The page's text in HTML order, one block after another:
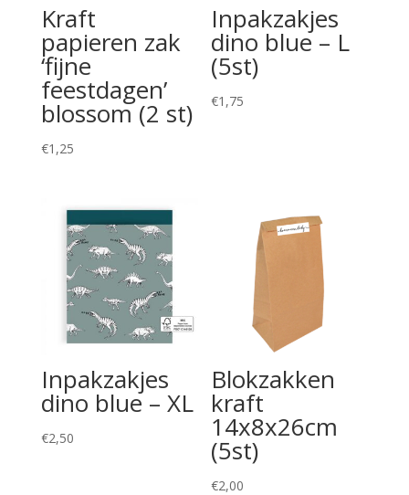
Kraft
papieren zak
‘fijne
feestdagen’
blossom (2 st)
€1,25
Inpakzakjes
dino blue – L
(5st)
€1,75
Inpakzakjes
dino blue – XL
€2,50
Blokzakken
kraft
14x8x26cm
(5st)
€2,00